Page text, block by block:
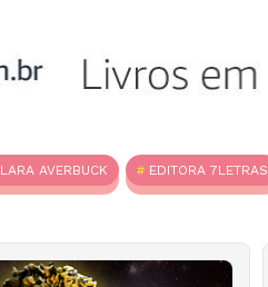
AVERBUCK EDITORA 7LETRAS